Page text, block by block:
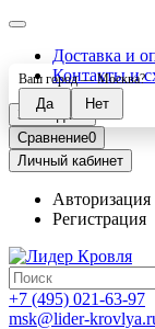
Доставка и
Контакты и
Закладки0
Сравнение0
Личный кабинет
Авторизация
Регистрация
+7 (495) 021-63-97
msk@lider-
Ваш город —Москва?